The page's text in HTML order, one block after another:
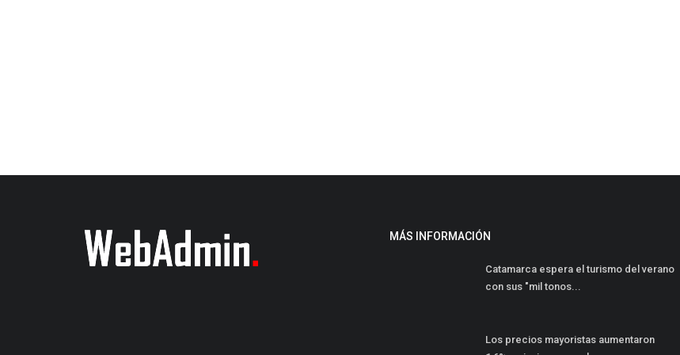
MÁS INFORMACIÓN
Catamarca espera el turismo del verano
con sus "mil tonos...
Los precios mayoristas aumentaron